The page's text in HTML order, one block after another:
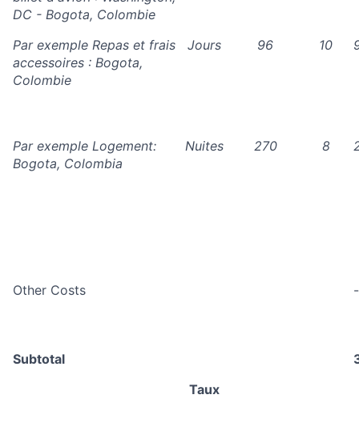
DC - Bogota, Colombie
Par exemple Repas et frais
accessoires : Bogota,
Colombie
Jours 96 10
Par exemple Logement:
Bogota, Colombia
Nuites 270 8
Other Costs -
Subtotal
Taux